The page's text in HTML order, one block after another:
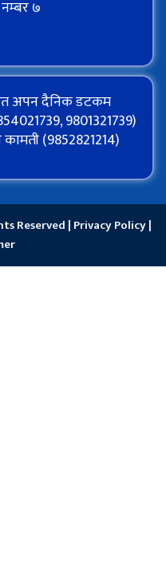
७
अपन दैनिक डटकम
9801321739)
(9852821214)
Reserved | Privacy Policy|